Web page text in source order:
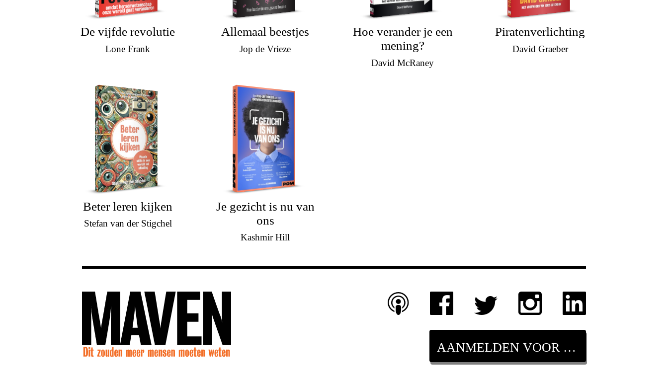
De vijfde revolutie
Lone Frank
Allemaal beestjes
Jop de Vrieze
Hoe verander je een
mening?
David McRaney
Piratenverlichting
David Graeber
Beter leren kijken
Stefan van der Stigchel
Je gezicht is nu van
ons
Kashmir Hill
AANMELDEN VOOR NIEUWSBRIEF